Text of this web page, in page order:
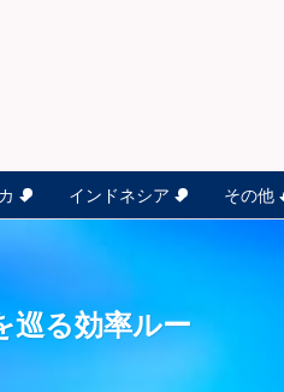
インドネシア その他
巡る効率ルー